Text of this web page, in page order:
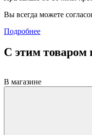
Вы всегда можете
Подробнее
С этим товаром
В магазине